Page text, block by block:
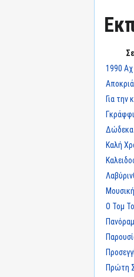
1990 Αχ
Για την
Δώδεκα
Καλή
Ο Τομ
Πρώτη